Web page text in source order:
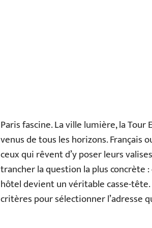
Paris fascine. La ville lumière, la
venus de tous les horizons. Français
ceux qui rêvent d’y poser leurs
trancher la question la plus concrète
hôtel devient un véritable casse-
critères pour sélectionner l’adresse